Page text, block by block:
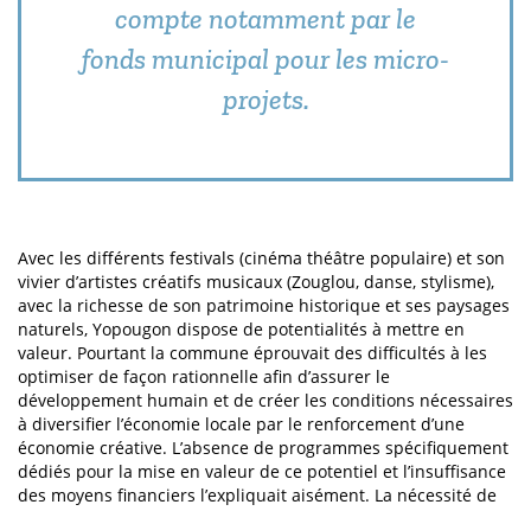
compte notamment par le
fonds municipal pour les micro-
projets.
Avec les différents festivals (cinéma théâtre populaire) et son
vivier d’artistes créatifs musicaux (Zouglou, danse, stylisme),
avec la richesse de son patrimoine historique et ses paysages
naturels, Yopougon dispose de potentialités à mettre en
valeur. Pourtant la commune éprouvait des difficultés à les
optimiser de façon rationnelle afin d’assurer le
développement humain et de créer les conditions nécessaires
à diversifier l’économie locale par le renforcement d’une
économie créative. L’absence de programmes spécifiquement
dédiés pour la mise en valeur de ce potentiel et l’insuffisance
des moyens financiers l’expliquait aisément. La nécessité de